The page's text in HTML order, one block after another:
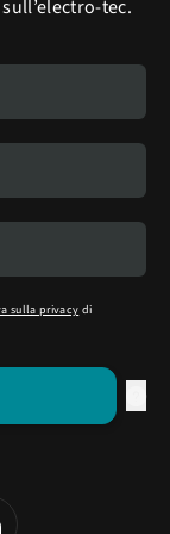
tec.
sulla privacy di